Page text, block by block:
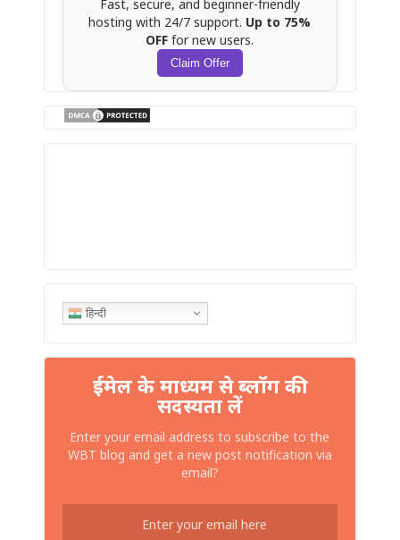
Fast, secure, and beginner-friendly
hosting with 24/7 support. Up to 75%
OFF for new users.
Claim Offer
हिन्दी
ईमेल के माध्यम से ब्लॉग की
सदस्यता लें
Enter your email address to subscribe to the
WBT blog and get a new post notification via
email?